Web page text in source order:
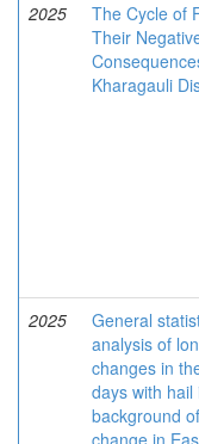
2025
The Cycle of
Their
Kharagauli
2025
General
analysis of
changes in
days with hail
background
change in